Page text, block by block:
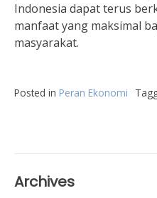
Indonesia dapat terus
manfaat yang maksimal
masyarakat.
Posted in Peran Ekonomi
Archives